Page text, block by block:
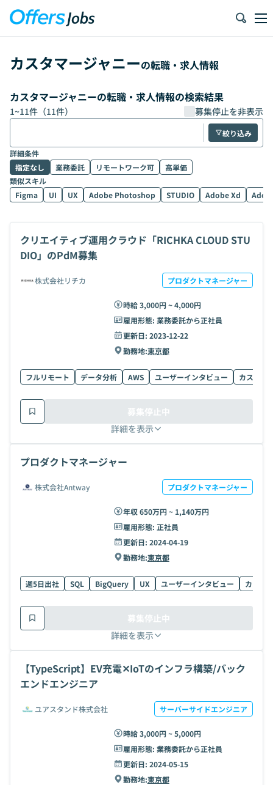
カスタマージャニーの転職・求人情報
カスタマージャニーの転職・求人情報の検索結果
1~11件（11件） 募集停止を非表示
絞り込み
詳細条件
指定なし
業務委託 リモートワーク可
高単価
類似スキル
Figma
UI UX Adobe Photoshop STUDIO Adobe Xd
クリエイティブ運用クラウド「RICHKA CLOUD STU
DIO」のPdM募集
株式会社リチカ プロダクトマネージャー
時給 3,000円 ~ 4,000円
雇用形態: 業務委託から正社員
更新日: 2023-12-22
勤務地:東京都
フルリモート データ分析 AWS ユーザーインタビュー カスタマ
詳細を表示
募集停止中
プロダクトマネージャー
株式会社Antway プロダクトマネージャー
年収 650万円 ~ 1,140万円
雇用形態: 正社員
更新日: 2024-04-19
勤務地:東京都
週5日出社 SQL BigQuery UX ユーザーインタビュー カスタ
詳細を表示
募集停止中
【TypeScript】EV充電✕IoTのインフラ構築/バック
エンドエンジニア
ユアスタンド株式会社 サーバーサイドエンジニア
時給 3,000円 ~ 5,000円
雇用形態: 業務委託から正社員
更新日: 2024-05-15
勤務地:東京都